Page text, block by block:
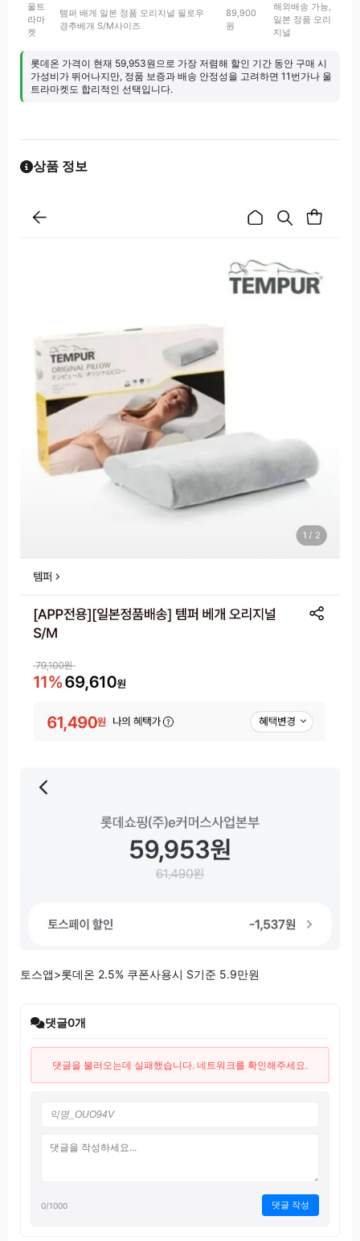
울트
라마
켓
템퍼 배게 일본 정품 오리지널 필로우
경추베개 S/M사이즈
89,900
원
해외배송 가능,
일본 정품 오리
지널
롯데온 가격이 현재 59,953원으로 가장 저렴해 할인 기간 동안 구매 시
가성비가 뛰어나지만, 정품 보증과 배송 안정성을 고려하면 11번가나 울
트라마켓도 합리적인 선택입니다.
상품 정보
토스앱>롯데온 2.5% 쿠폰사용시 S기준 5.9만원
댓글0개
댓글을 불러오는데 실패했습니다. 네트워크를 확인해주세요.
0/1000 댓글 작성